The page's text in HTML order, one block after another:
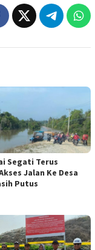
Segati Terus
Jalan Ke Desa
Putus